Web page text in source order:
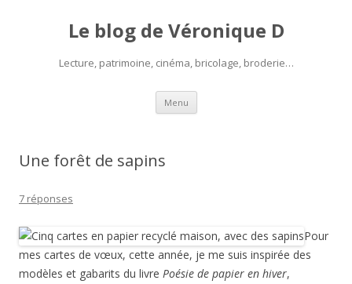
Le blog de Véronique D
Lecture, patrimoine, cinéma, bricolage, broderie…
Menu Aller
contenu
Une forêt de sapins
7 réponses
Pour
mes cartes de vœux, cette année, je me suis inspirée des
modèles et gabarits du livre Poésie de papier en hiver,